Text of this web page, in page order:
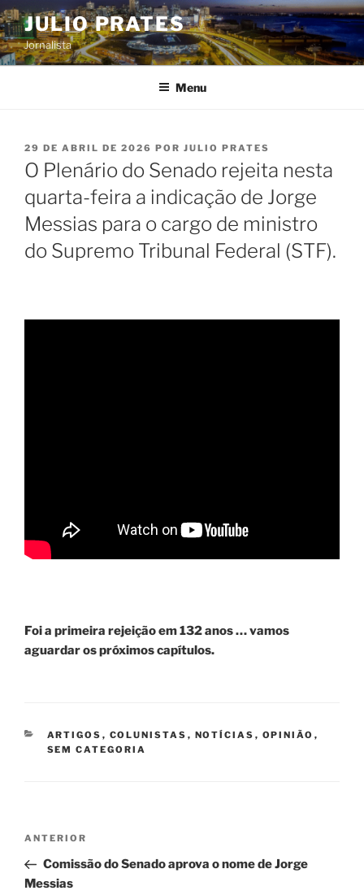
Pular
para
o
conteúdo
JULIO PRATES
Jornalista
Menu
PUBLICADO
EM
29 DE ABRIL DE 2026 POR JULIO PRATES
O Plenário do Senado rejeita nesta
quarta-feira a indicação de Jorge
Messias para o cargo de ministro
do Supremo Tribunal Federal (STF).
Foi a primeira rejeição em 132 anos … vamos
aguardar os próximos capítulos.
CATEGORIAS
ARTIGOS , COLUNISTAS , NOTÍCIAS , OPINIÃO ,
SEM CATEGORIA
Navegação
Post
Post
anterior
ANTERIOR
Comissão do Senado aprova o nome de Jorge
Messias